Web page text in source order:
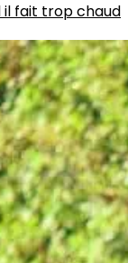
il fait trop chaud